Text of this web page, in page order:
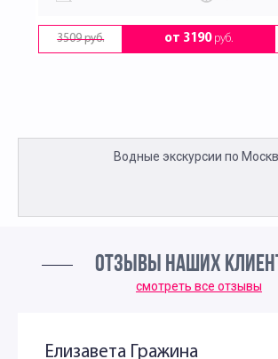
3509 руб. от 3190руб.
Водные экскурсии по
ОТЗЫВЫ НАШИХ
смотреть все отзывы
Елизавета Гражина